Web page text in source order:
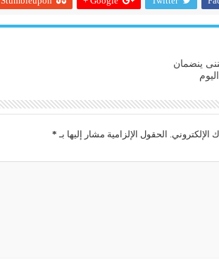
ينضمان
الحقول الإلزامية مشار إليها بـ *